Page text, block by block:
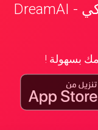
📱 تطبيق تفسير الأحلام الذكي - DreamAI
بسهولة !